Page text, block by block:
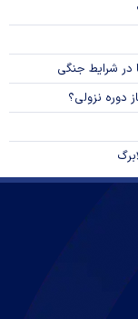
در شرایط جنگی